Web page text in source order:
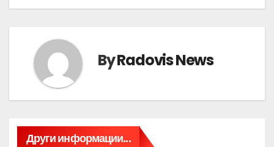
ByRadovis News
Други информации...